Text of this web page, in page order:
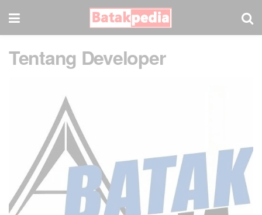
Tentang Developer